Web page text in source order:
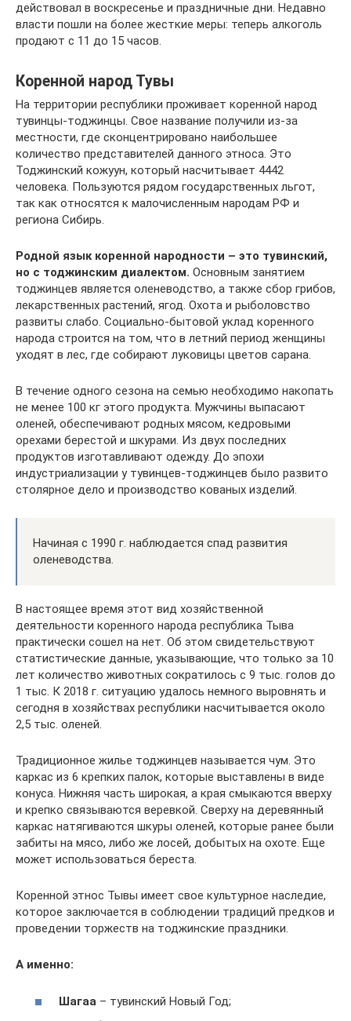
действовал в воскресенье и праздничные дни. Недавно
власти пошли на более жесткие меры: теперь алкоголь
продают с 11 до 15 часов.
Коренной народ Тувы
На территории республики проживает коренной народ
тувинцы-тоджинцы. Свое название получили из-за
местности, где сконцентрировано наибольшее
количество представителей данного этноса. Это
Тоджинский кожуун, который насчитывает 4442
человека. Пользуются рядом государственных льгот,
так как относятся к малочисленным народам РФ и
региона Сибирь.
Родной язык коренной народности – это тувинский,
но с тоджинским диалектом. Основным занятием
тоджинцев является оленеводство, а также сбор грибов,
лекарственных растений, ягод. Охота и рыболовство
развиты слабо. Социально-бытовой уклад коренного
народа строится на том, что в летний период женщины
уходят в лес, где собирают луковицы цветов сарана.
В течение одного сезона на семью необходимо накопать
не менее 100 кг этого продукта. Мужчины выпасают
оленей, обеспечивают родных мясом, кедровыми
орехами берестой и шкурами. Из двух последних
продуктов изготавливают одежду. До эпохи
индустриализации у тувинцев-тоджинцев было развито
столярное дело и производство кованых изделий.
Начиная с 1990 г. наблюдается спад развития
оленеводства.
В настоящее время этот вид хозяйственной
деятельности коренного народа республика Тыва
практически сошел на нет. Об этом свидетельствуют
статистические данные, указывающие, что только за 10
лет количество животных сократилось с 9 тыс. голов до
1 тыс. К 2018 г. ситуацию удалось немного выровнять и
сегодня в хозяйствах республики насчитывается около
2,5 тыс. оленей.
Традиционное жилье тоджинцев называется чум. Это
каркас из 6 крепких палок, которые выставлены в виде
конуса. Нижняя часть широкая, а края смыкаются вверху
и крепко связываются веревкой. Сверху на деревянный
каркас натягиваются шкуры оленей, которые ранее были
забиты на мясо, либо же лосей, добытых на охоте. Еще
может использоваться береста.
Коренной этнос Тывы имеет свое культурное наследие,
которое заключается в соблюдении традиций предков и
проведении торжеств на тоджинские праздники.
А именно:
Шагаа – тувинский Новый Год;